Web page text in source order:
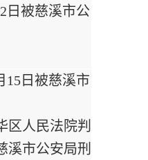
日被慈溪市公
15日被慈溪市
区人民法院判
溪市公安局刑